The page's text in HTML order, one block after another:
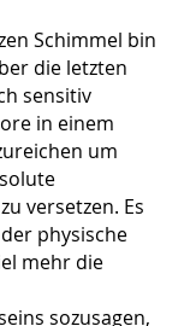
Schimmel bin
die letzten
sensitiv
in einem
um
versetzen. Es
physische
mehr die
sozusagen,